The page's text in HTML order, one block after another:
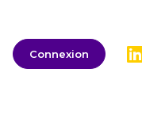
Connexion